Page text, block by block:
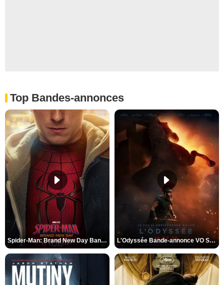
Top Bandes-annonces
Spider-Man: Brand New Day Bande-annonce VO STFR L'Odyssée Bande-annonce VO STFR